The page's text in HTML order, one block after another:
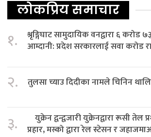
लोकप्रिय समाचार
१.
श्रृङ्गिघाट सामुदायिक वनद्वारा ६ करोड
आम्दानी: प्रदेश सरकारलाई सवा करोड
२. तुलसा च्याउ दिदीका नामले चिनिन
३.
युक्रेन द्वन्द्वजारी युक्रेनद्वारा रूसी तेल
प्रहार, मस्को द्वारा रेल स्टेसन र